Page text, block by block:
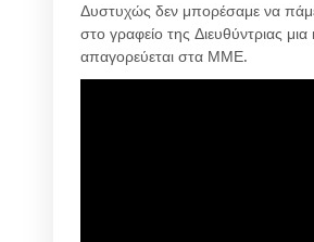
Δυστυχώς δεν μπορέσαμε να
στο γραφείο της Διευθύντριας μια
απαγορεύεται στα ΜΜΕ.